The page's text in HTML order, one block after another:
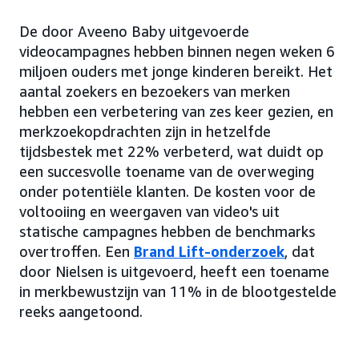
De door Aveeno Baby uitgevoerde
videocampagnes hebben binnen negen weken 6
miljoen ouders met jonge kinderen bereikt. Het
aantal zoekers en bezoekers van merken
hebben een verbetering van zes keer gezien, en
merkzoekopdrachten zijn in hetzelfde
tijdsbestek met 22% verbeterd, wat duidt op
een succesvolle toename van de overweging
onder potentiële klanten. De kosten voor de
voltooiing en weergaven van video's uit
statische campagnes hebben de benchmarks
overtroffen. Een Brand Lift-onderzoek, dat
door Nielsen is uitgevoerd, heeft een toename
in merkbewustzijn van 11% in de blootgestelde
reeks aangetoond.